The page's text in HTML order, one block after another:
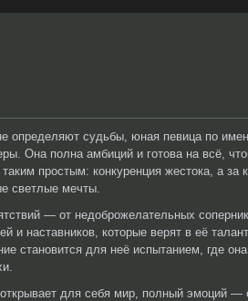
определяют судьбы, юная певица по
Она полна амбиций и готова на всё,
простым: конкуренция жестока, а за
светлые мечты.
— от недоброжелательных
и наставников, которые верят в её
становится для неё испытанием, где
для себя мир, полный эмоций —